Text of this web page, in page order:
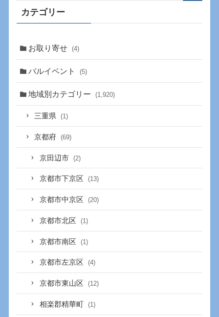
カテゴリー
お取り寄せ (4)
バルイベント (5)
地域別カテゴリー (1,920)
三重県 (1)
京都府 (69)
京田辺市 (2)
京都市下京区 (13)
京都市中京区 (20)
京都市北区 (1)
京都市南区 (1)
京都市左京区 (4)
京都市東山区 (12)
相楽郡精華町 (1)